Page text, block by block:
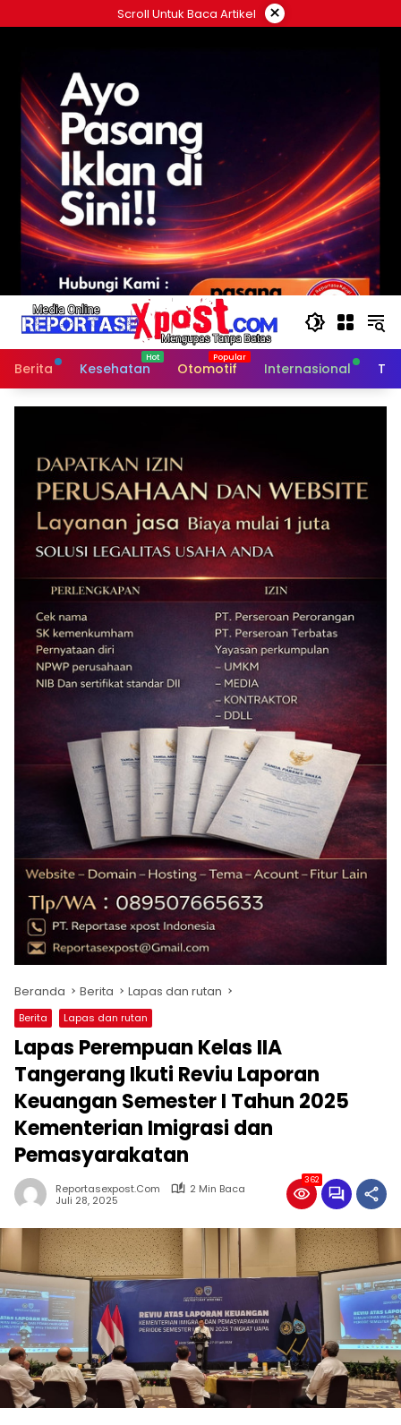
ke
Scroll Untuk Baca Artikel ×
Berita Kesehatan Otomotif Internasional
Beranda Berita Lapas dan rutan
Berita Lapas dan rutan
Lapas Perempuan Kelas IIA
Tangerang Ikuti Reviu Laporan
Keuangan Semester I Tahun 2025
Kementerian Imigrasi dan
Pemasyarakatan
Reportasexpost.com
2 Min Baca
Juli 28, 2025
362